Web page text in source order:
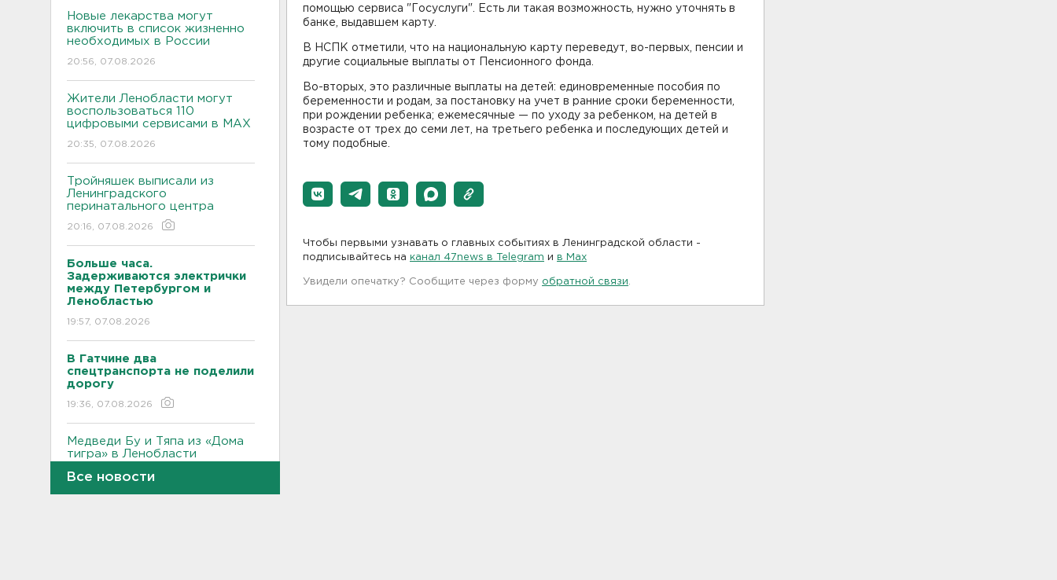
Новые лекарства могут
включить в список жизненно
необходимых в России
20:56, 07.08.2026
Жители Ленобласти могут
воспользоваться 110
цифровыми сервисами в МАХ
20:35, 07.08.2026
Тройняшек выписали из
Ленинградского
перинатального центра
20:16, 07.08.2026
Больше часа.
Задерживаются электрички
между Петербургом и
Ленобластью
19:57, 07.08.2026
В Гатчине два
спецтранспорта не поделили
дорогу
19:36, 07.08.2026
Медведи Бу и Тяпа из «Дома
тигра» в Ленобласти
Все новости
помощью сервиса "Госуслуги". Есть ли такая возможность, нужно уточнять в
банке, выдавшем карту.
В НСПК отметили, что на национальную карту переведут, во-первых, пенсии и
другие социальные выплаты от Пенсионного фонда.
Во-вторых, это различные выплаты на детей: единовременные пособия по
беременности и родам, за постановку на учет в ранние сроки беременности,
при рождении ребенка; ежемесячные — по уходу за ребенком, на детей в
возрасте от трех до семи лет, на третьего ребенка и последующих детей и
тому подобные.
Чтобы первыми узнавать о главных событиях в Ленинградской области -
подписывайтесь на канал 47news в Telegram и в Maх
Увидели опечатку? Сообщите через форму обратной связи